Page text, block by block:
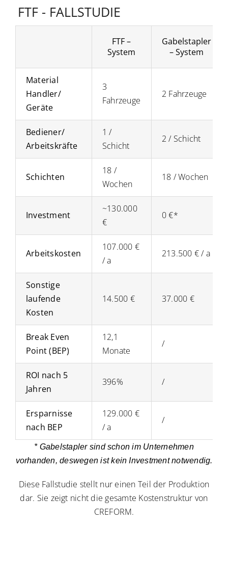
FTF –
System
Gabelstapler
– System
Material
Handler/
Geräte
3
Fahrzeuge
2 Fahrzeuge
Bediener/
Arbeitskräfte
1 /
Schicht
2 / Schicht
Schichten
18 /
Wochen
18 / Wochen
Investment
~130.000
€
0 €*
Arbeitskosten
107.000 €
/ a
213.500 € / a
Sonstige
laufende
Kosten
14.500 € 37.000 €
Break Even
Point (BEP)
12,1
Monate
/
ROI nach 5
Jahren
396% /
Ersparnisse
nach BEP
129.000 €
/ a
/
* Gabelstapler sind schon im Unternehmen
vorhanden, deswegen ist kein Investment notwendig.
Diese Fallstudie stellt nur einen Teil der Produktion
dar. Sie zeigt nicht die gesamte Kostenstruktur von
CREFORM.